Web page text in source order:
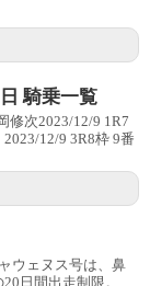
騎乗一覧
修次2023/12/9 1R7
12/9 3R8枠 9番
ェヌス号は、鼻
日間出走制限。